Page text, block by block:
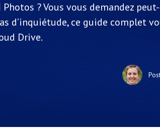
? Vous vous demandez
d’inquiétude, ce guide complet
Drive.